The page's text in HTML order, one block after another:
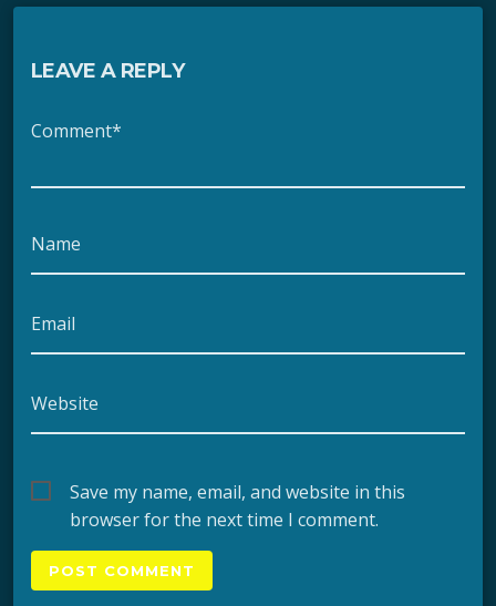
LEAVE A REPLY
Comment*
Name
Email
Website
Save my name, email, and website in this
browser for the next time I comment.